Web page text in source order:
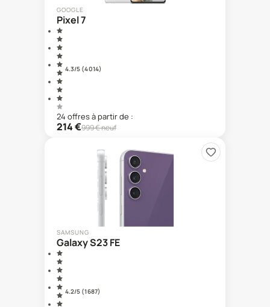
GOOGLE
Pixel 7
4.3/5 (4 014)
24 offresà partir de :
214€999€ neuf
SAMSUNG
Galaxy S23 FE
4.2/5 (1 687)